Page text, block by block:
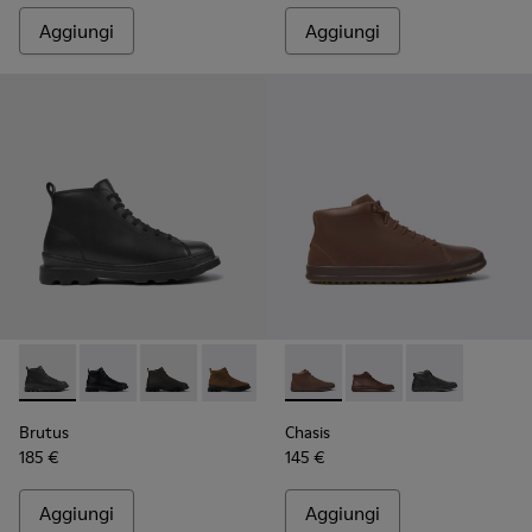
Aggiungi Aggiungi
Brutus - K300444-001 - Stivaletto da uomo in pelle nera
Brutus - K300444-009
Brutus - K300444-007
Brutus - K300444-006
Brutus
185 €
Aggiungi
Chasis - K300236-012 -
Chasis - K300236-022
Chasis -
Chasis
145 €
Aggiungi